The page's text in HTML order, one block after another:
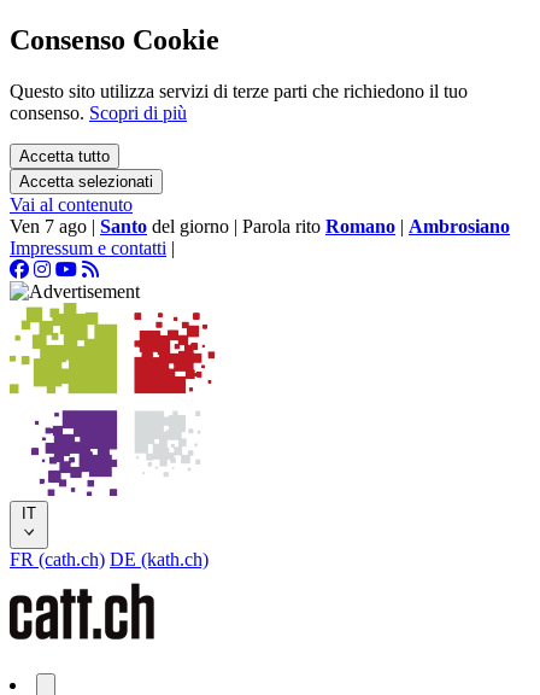
Consenso Cookie
Questo sito utilizza servizi di terze parti che richiedono il tuo
consenso. Scopri di più
Accetta tutto
Accetta selezionati
Vai al contenuto
Ven 7 ago | Santo del giorno | Parola rito Romano | Ambrosiano
Impressum e contatti |
IT
FR (cath.ch) DE (kath.ch)